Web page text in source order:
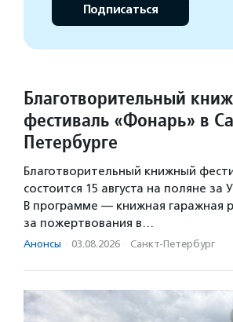
Подписаться
Благотворительный
фестиваль «Фонарь» в
Петербурге
Благотворительный книжный
состоится 15 августа на поляне за
В программе — книжная гаражная
за пожертвования в…
Анонсы · 03.08.2026 · Санкт-Петербург